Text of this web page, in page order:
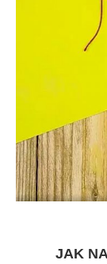
JAK